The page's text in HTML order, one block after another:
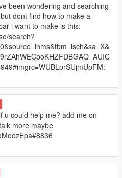
been wondering and searching
dont find how to make a
i want to make is this:
search?
u could help me? add me on
more maybe